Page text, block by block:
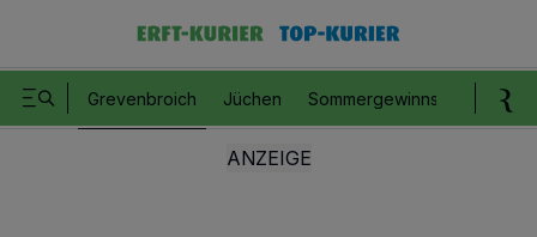
Grevenbroich Jüchen Sommergewinnspiel